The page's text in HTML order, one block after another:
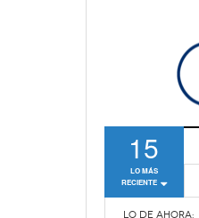
15
LO MÁS
RECIENTE
LO DE AHORA: